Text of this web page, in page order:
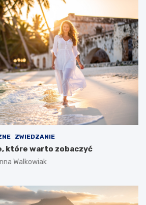
ZWIEDZANIE
które warto zobaczyć
Walkowiak